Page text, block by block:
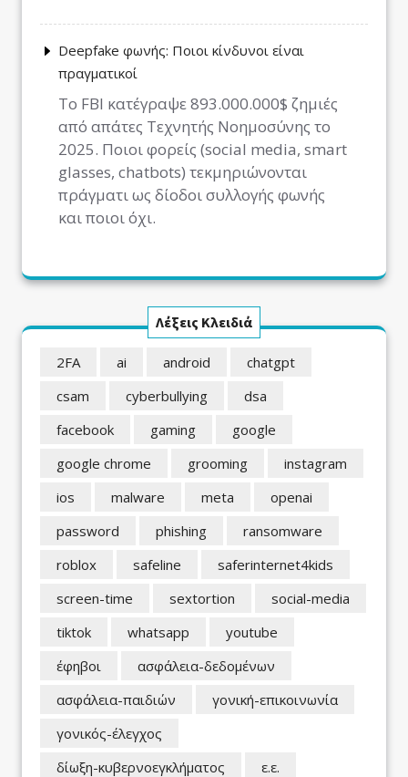
Deepfake φωνής: Ποιοι κίνδυνοι είναι
πραγματικοί
Το FBI κατέγραψε 893.000.000$ ζημιές
από απάτες Τεχνητής Νοημοσύνης το
2025. Ποιοι φορείς (social media, smart
glasses, chatbots) τεκμηριώνονται
πράγματι ως δίοδοι συλλογής φωνής
και ποιοι όχι.
Λέξεις Κλειδιά
2FA ai android
chatgpt
csam
cyberbullying
dsa
facebook
gaming
google
google chrome
grooming
instagram
ios
malware meta
openai
password
phishing
ransomware
roblox
safeline
saferinternet4kids
screen-time
sextortion
social-media
tiktok
whatsapp
youtube
έφηβοι
ασφάλεια-δεδομένων
ασφάλεια-παιδιών
γονική-επικοινωνία
γονικός-έλεγχος
δίωξη-κυβερνοεγκλήματος
ε.ε.